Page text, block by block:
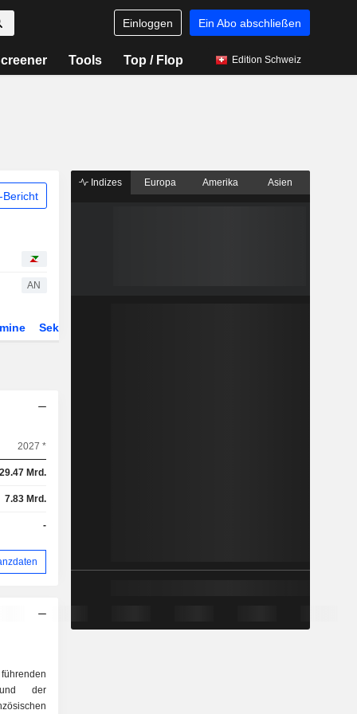
Einloggen Ein Abo abschließen
Tools Top / Flop Edition Schweiz
Bericht
AN
Sektor
2027 *
29.47 Mrd.
7.83 Mrd.
-
und der
Indizes Europa Amerika Asien